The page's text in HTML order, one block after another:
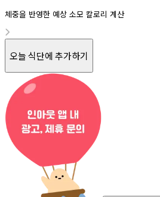
체중을 반영한 예상 소모 칼로리 계산
오늘 식단에 추가하기